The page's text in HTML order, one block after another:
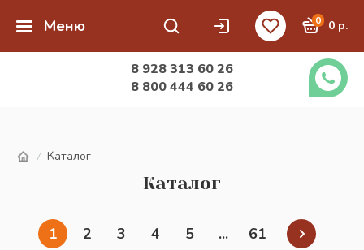
Меню 0 0 р.
8 928 313 60 26
8 800 444 60 26
/ Каталог
Каталог
1 2 3 4 5 ... 61